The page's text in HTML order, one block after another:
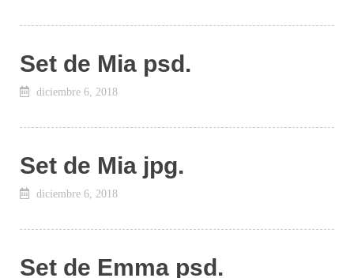
Set de Mia psd.
diciembre 6, 2018
Set de Mia jpg.
diciembre 6, 2018
Set de Emma psd.